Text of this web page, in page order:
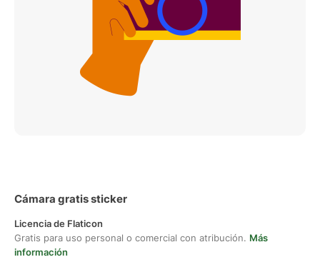
Cámara gratis sticker
Licencia de Flaticon
Gratis para uso personal o comercial con atribución. Más
información